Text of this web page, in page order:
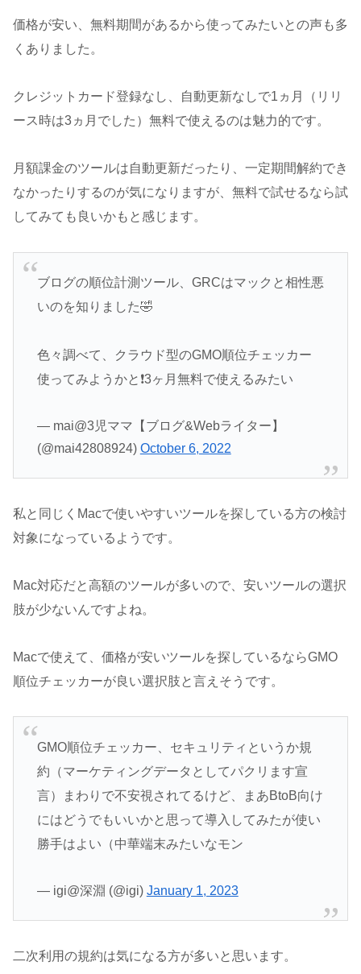
価格が安い、無料期間があるから使ってみたいとの声も多
くありました。
クレジットカード登録なし、自動更新なしで1ヵ月（リリ
ース時は3ヵ月でした）無料で使えるのは魅力的です。
月額課金のツールは自動更新だったり、一定期間解約でき
なかったりするのが気になりますが、無料で試せるなら試
してみても良いかもと感じます。
ブログの順位計測ツール、GRCはマックと相性悪
いのを知りました🤣
色々調べて、クラウド型のGMO順位チェッカー
使ってみようかと❗️3ヶ月無料で使えるみたい
— mai@3児ママ【ブログ&Webライター】
(@mai42808924) October 6, 2022
私と同じくMacで使いやすいツールを探している方の検討
対象になっているようです。
Mac対応だと高額のツールが多いので、安いツールの選択
肢が少ないんですよね。
Macで使えて、価格が安いツールを探しているならGMO
順位チェッカーが良い選択肢と言えそうです。
GMO順位チェッカー、セキュリティというか規
約（マーケティングデータとしてパクリます宣
言）まわりで不安視されてるけど、まあBtoB向け
にはどうでもいいかと思って導入してみたが使い
勝手はよい（中華端末みたいなモン
— igi@深淵 (@igi) January 1, 2023
二次利用の規約は気になる方が多いと思います。